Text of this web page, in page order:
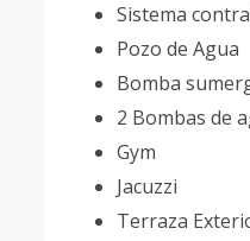
Sistema
Pozo de Agua
Bomba
2 Bombas de
Gym
Jacuzzi
Terraza